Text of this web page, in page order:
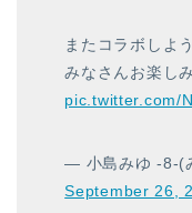
またコラボしよ
みなさんお楽し
pic.twitter.com/
— 小島みゆ -8-(
September 26,